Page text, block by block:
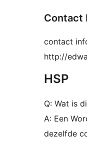
Contact
contact
http://
HSP
Q: Wat is
A: Een
dezelfde